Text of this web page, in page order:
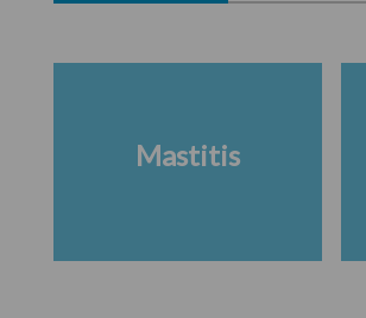
Mastitis